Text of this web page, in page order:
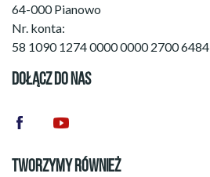
64-000 Pianowo
Nr. konta:
58 1090 1274 0000 0000 2700 6484
DOŁĄCZ DO NAS
TWORZYMY RÓWNIEŻ